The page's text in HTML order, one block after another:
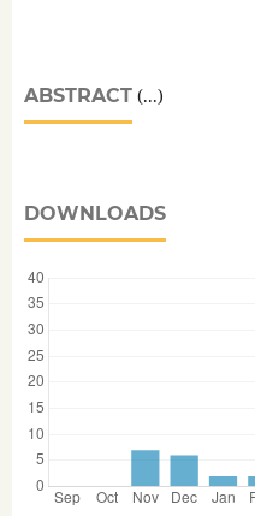
ABSTRACT(...)
DOWNLOADS